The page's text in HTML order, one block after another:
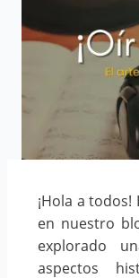
¡Hola a
en nuestro
explorado
aspectos